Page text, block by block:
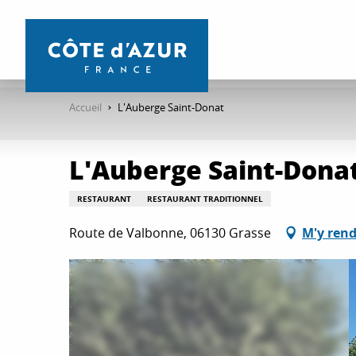
contenu
Accueil L'Auberge Saint-Donat
L'Auberge Saint-
RESTAURANT RESTAURANT TRADITIONNEL
Route de Valbonne, 06130 Grasse M'y